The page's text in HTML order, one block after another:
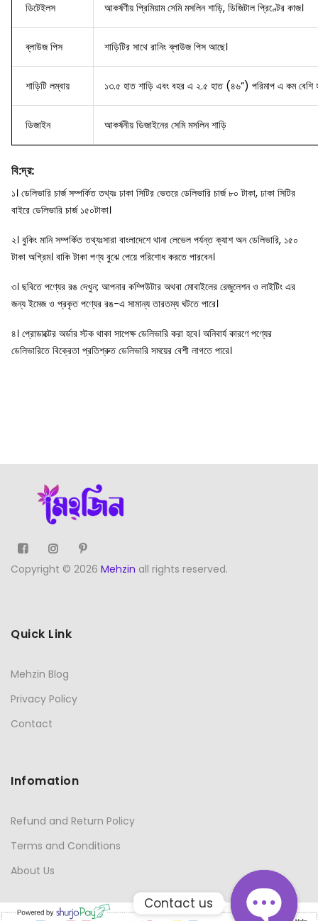
ডিটেইলস আকর্ষণীয় প্রিমিয়াম সেমি মসলিন শাড়ি, ডিজিটাল প্রিণ্টের কাজ।
ব্লাউজ পিস শাড়িটির সাথে রানিং ব্লাউজ পিস আছে।
শাড়িটি লম্বায় ১৩.৫ হাত শাড়ি এবং বহর এ ২.৫ হাত (৪৬”) পরিমাপ এ কম বেশি
ডিজাইন আকর্ষনীয় ডিজাইনের সেমি মসলিন শাড়ি
বি:দ্র:
১। ডেলিভারি চার্জ সম্পর্কিত তথ্যঃ ঢাকা সিটির ভেতরে ডেলিভারি চার্জ ৮০ টাকা, ঢাকা সিটির
বাইরে ডেলিভারি চার্জ ১৫০টাকা।
২। বুকিং মানি সম্পর্কিত তথ্যঃসারা বাংলাদেশে থানা লেভেল পর্যন্ত ক্যাশ অন ডেলিভারি, ১৫০
টাকা অগ্রিম। বাকি টাকা পণ্য বুঝে পেয়ে পরিশোধ করতে পারবেন।
৩। ছবিতে পণ্যের রঙ দেখুন; আপনার কম্পিউটার অথবা মোবাইলের রেজুলেশন ও লাইটিং এর
জন্য ইমেজ ও প্রকৃত পণ্যের রঙ-এ সামান্য তারতম্য ঘটতে পারে।
৪। প্রোডাক্টের অর্ডার স্টক থাকা সাপেক্ষ ডেলিভারি করা হবে। অনিবার্য কারণে পণ্যের
ডেলিভারিতে বিক্রেতা প্রতিশ্রুত ডেলিভারি সময়ের বেশী লাগতে পারে।
Copyright © 2026 Mehzin all rights reserved.
Quick Link
Mehzin Blog
Privacy Policy
Contact
Infomation
Refund and Return Policy
Terms and Conditions
About Us
Contact us